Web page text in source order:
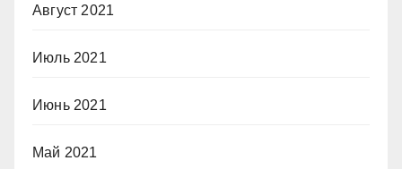
Август 2021
Июль 2021
Июнь 2021
Май 2021